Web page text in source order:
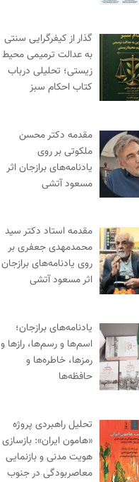
گذار از کیفرگرایی سنتی
به عدالت ترمیمی محیط‌
زیستی؛ تحلیلی درباب
کتاب احکام سبز
مقدمه دکتر محسن
ملکوتی بر روی
یادنامه‌های برازجان اثر
مسعود آتشی
مقدمه‌ استاد دکتر سید
محمدمهدی جعفری بر
روی یادنامه‌های برازجان
اثر مسعود آتشی
یادنامه‌های برازجان؛
اسم‌ها و رسم‌ها، رازها و
رمزها، خاطره‌ها و
حافظه‌ها
تحلیل راهبردی پروژه
«هامون ایران»: بازسازی
هویت مدنی و بازنمایی
معاصربودگی در جنوب